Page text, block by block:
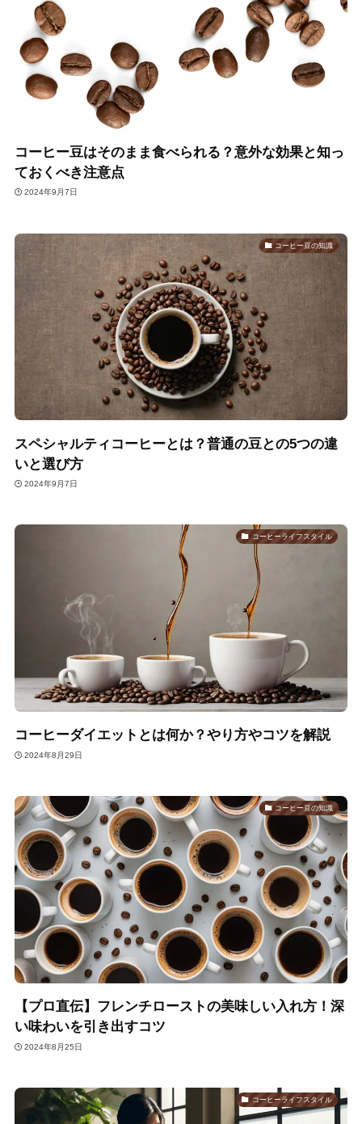
コーヒー豆はそのまま食べられる？意外な効果と知っ
ておくべき注意点
2024年9月7日
コーヒー豆の知識
スペシャルティコーヒーとは？普通の豆との5つの違
いと選び方
2024年9月7日
コーヒーライフスタイル
コーヒーダイエットとは何か？やり方やコツを解説
2024年8月29日
コーヒー豆の知識
【プロ直伝】フレンチローストの美味しい入れ方！深
い味わいを引き出すコツ
2024年8月25日
コーヒーライフスタイル